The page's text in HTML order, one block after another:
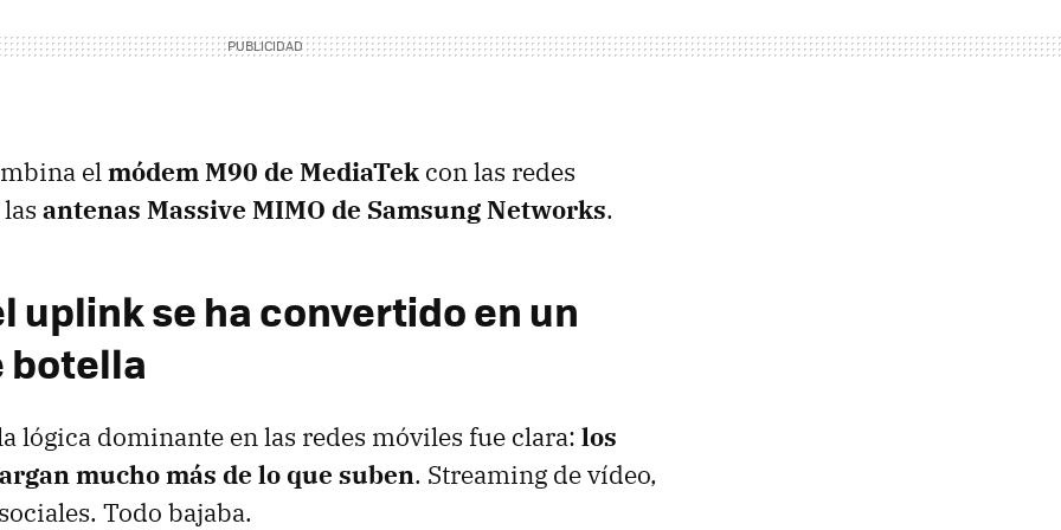
elmódem M90 de MediaTek con las redes
antenas Massive MIMO de Samsung Networks.
uplink se ha convertido en un
botella
lógica dominante en las redes móviles fue clara: los
mucho más de lo que suben. Streaming de vídeo,
Todo bajaba.